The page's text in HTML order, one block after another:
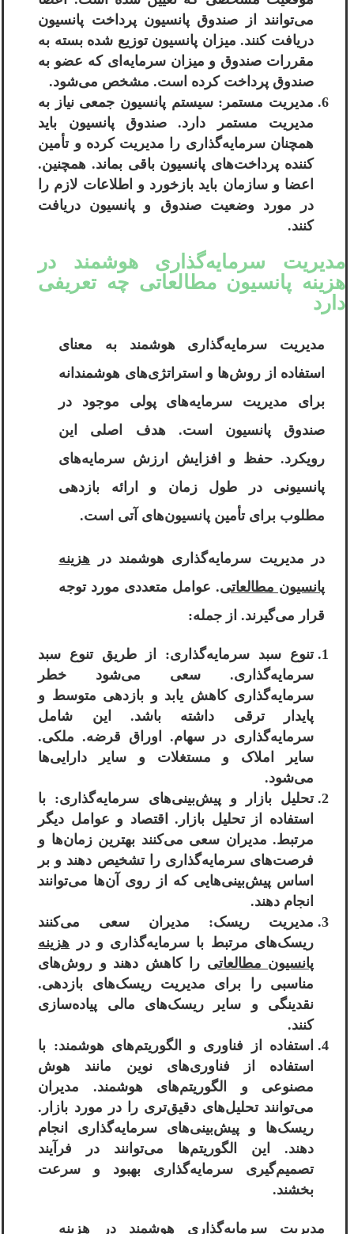
می‌توانند از صندوق پانسیون پرداخت پانسیون
دریافت کنند. میزان پانسیون توزیع شده بسته به
مقررات صندوق و میزان سرمایه‌ای که عضو به
صندوق پرداخت کرده است. مشخص می‌شود.
مدیریت مستمر: سیستم پانسیون جمعی نیاز به
مدیریت مستمر دارد. صندوق پانسیون باید
همچنان سرمایه‌گذاری را مدیریت کرده و تأمین
کننده پرداخت‌های پانسیون باقی بماند. همچنین.
اعضا و سازمان باید بازخورد و اطلاعات لازم را
در مورد وضعیت صندوق و پانسیون دریافت
کنند.
مدیریت سرمایه‌گذاری هوشمند در
هزینه پانسیون مطالعاتی چه تعریفی
دارد
مدیریت سرمایه‌گذاری هوشمند به معنای
استفاده از روش‌ها و استراتژی‌های هوشمندانه
برای مدیریت سرمایه‌های پولی موجود در
صندوق پانسیون است. هدف اصلی این
رویکرد. حفظ و افزایش ارزش سرمایه‌های
پانسیونی در طول زمان و ارائه بازدهی
مطلوب برای تأمین پانسیون‌های آتی است.
در مدیریت سرمایه‌گذاری هوشمند در هزینه
پانسیون مطالعاتی. عوامل متعددی مورد توجه
قرار می‌گیرند. از جمله:
تنوع سبد سرمایه‌گذاری: از طریق تنوع سبد
سرمایه‌گذاری. سعی می‌شود خطر
سرمایه‌گذاری کاهش یابد و بازدهی متوسط و
پایدار ترقی داشته باشد. این شامل
سرمایه‌گذاری در سهام. اوراق قرضه. ملکی.
سایر املاک و مستغلات و سایر دارایی‌ها
می‌شود.
تحلیل بازار و پیش‌بینی‌های سرمایه‌گذاری: با
استفاده از تحلیل بازار. اقتصاد و عوامل دیگر
مرتبط. مدیران سعی می‌کنند بهترین زمان‌ها و
فرصت‌های سرمایه‌گذاری را تشخیص دهند و بر
اساس پیش‌بینی‌هایی که از روی آن‌ها می‌توانند
انجام دهند.
مدیریت ریسک: مدیران سعی می‌کنند
ریسک‌های مرتبط با سرمایه‌گذاری و در هزینه
پانسیون مطالعاتی را کاهش دهند و روش‌های
مناسبی را برای مدیریت ریسک‌های بازدهی.
نقدینگی و سایر ریسک‌های مالی پیاده‌سازی
کنند.
استفاده از فناوری و الگوریتم‌های هوشمند: با
استفاده از فناوری‌های نوین مانند هوش
مصنوعی و الگوریتم‌های هوشمند. مدیران
می‌توانند تحلیل‌های دقیق‌تری را در مورد بازار.
ریسک‌ها و پیش‌بینی‌های سرمایه‌گذاری انجام
دهند. این الگوریتم‌ها می‌توانند در فرآیند
تصمیم‌گیری سرمایه‌گذاری بهبود و سرعت
بخشند.
مدیریت سرمایه‌گذاری هوشمند در هزینه